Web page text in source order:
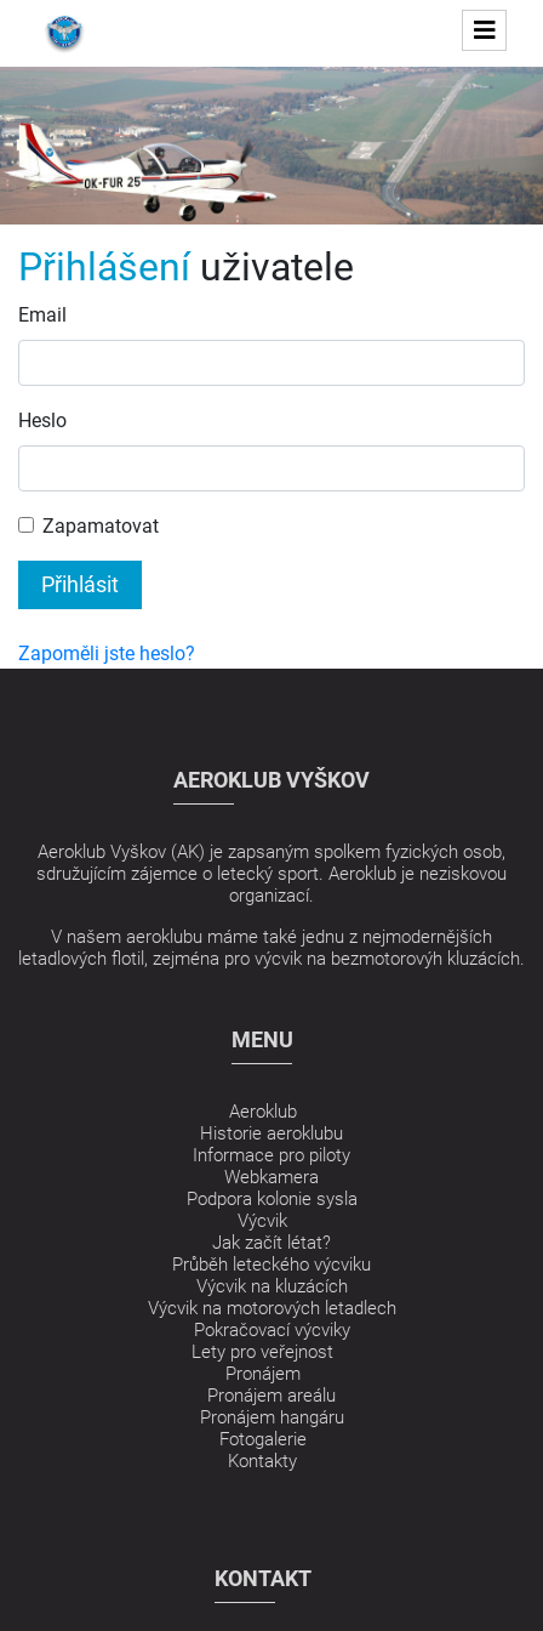
Přihlášeníuživatele
Email
Heslo
Zapamatovat
Přihlásit
Zapoměli jste heslo?
AEROKLUB VYŠKOV
Aeroklub Vyškov (AK) je zapsaným spolkem fyzických osob,
sdružujícím zájemce o letecký sport. Aeroklub je neziskovou
organizací.
V našem aeroklubu máme také jednu z nejmodernějších
letadlových flotil, zejména pro výcvik na bezmotorovýh kluzácích.
MENU
Aeroklub
Historie aeroklubu
Informace pro piloty
Webkamera
Podpora kolonie sysla
Výcvik
Jak začít létat?
Průběh leteckého výcviku
Výcvik na kluzácích
Výcvik na motorových letadlech
Pokračovací výcviky
Lety pro veřejnost
Pronájem
Pronájem areálu
Pronájem hangáru
Fotogalerie
Kontakty
KONTAKT